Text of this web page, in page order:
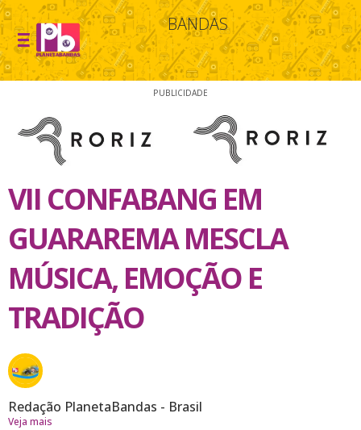
BANDAS
PUBLICIDADE
VII CONFABANG EM
GUARAREMA MESCLA
MÚSICA, EMOÇÃO E
TRADIÇÃO
Redação PlanetaBandas - Brasil
Veja mais